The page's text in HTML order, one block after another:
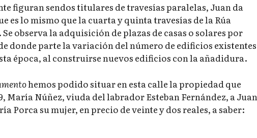
figuran sendos titulares de travesías paralelas, Juan da
es lo mismo que la cuarta y quinta travesías de la Rúa
observa la adquisición de plazas de casas o solares por
donde parte la variación del número de edificios existentes
época, al construirse nuevos edificios con la añadidura.
hemos podido situar en esta calle la propiedad que
María Núñez, viuda del labrador Esteban Fernández, a Juan
Porca su mujer, en precio de veinte y dos reales, a saber: